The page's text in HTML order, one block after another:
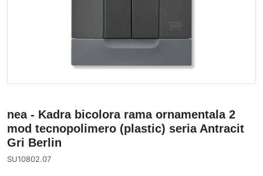
nea - Kadra bicolora rama ornamentala 2
mod tecnopolimero (plastic) seria Antracit
Gri Berlin
SU10802.07